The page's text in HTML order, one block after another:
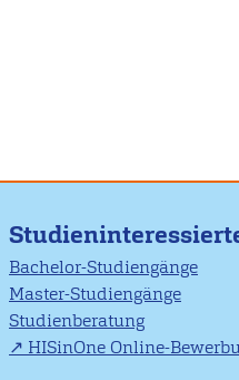
Bachelor-Studiengänge
Master-Studiengänge
Studienberatung
HISinOne Online-